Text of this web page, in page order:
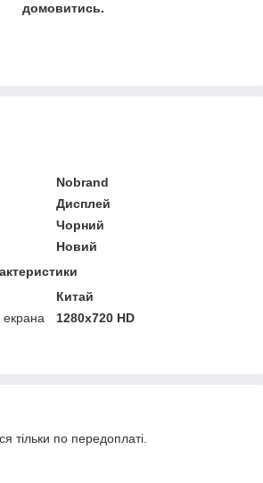
домовитись.
Nobrand
Дисплей
Чорний
Новий
Китай
екрана
1280x720 HD
тільки по передоплаті.